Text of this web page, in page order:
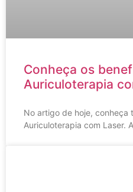
Conheça os
Auriculoterapia
No artigo de hoje, conheça
Auriculoterapia com Laser.